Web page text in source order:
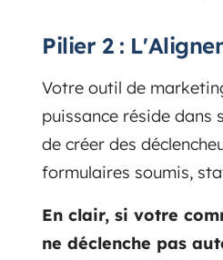
Pilier 2 :
Votre outil de
puissance réside
de créer des
formulaires soumis,
En clair, si votre
ne déclenche pas